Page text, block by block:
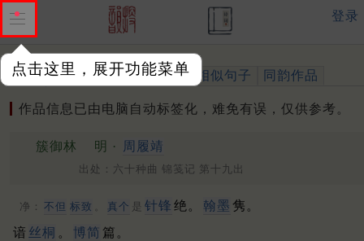
点击这里，展开功能菜单
登录
作品 标注四声 出处、引用 相似句子 同韵作品
作品信息已由电脑自动标签化，难免有误，仅供参考。
簇御林 明 · 周履靖
出处：六十种曲 锦笺记 第十九出
净： 不但 标致 真个 是 针锋 绝。 翰墨 隽。
谙 丝桐 。 博简 篇。